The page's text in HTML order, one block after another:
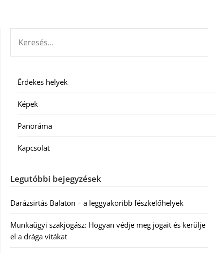
Érdekes helyek
Képek
Panoráma
Kapcsolat
Legutóbbi bejegyzések
Darázsirtás Balaton – a leggyakoribb fészkelőhelyek
Munkaügyi szakjogász: Hogyan védje meg jogait és kerülje
el a drága vitákat